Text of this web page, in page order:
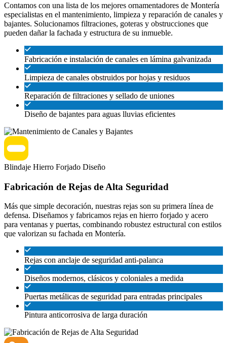
Contamos con una lista de los mejores ornamentadores de Montería
especialistas en el mantenimiento, limpieza y reparación de canales y
bajantes. Solucionamos filtraciones, goteras y obstrucciones que
pueden dañar la fachada y estructura de su inmueble.
Fabricación e instalación de canales en lámina galvanizada
Limpieza de canales obstruidos por hojas y residuos
Reparación de filtraciones y sellado de uniones
Diseño de bajantes para aguas lluvias eficientes
Blindaje Hierro Forjado Diseño
Fabricación de Rejas de Alta Seguridad
Más que simple decoración, nuestras rejas son su primera línea de
defensa. Diseñamos y fabricamos rejas en hierro forjado y acero
para ventanas y puertas, combinando robustez estructural con estilos
que valorizan su fachada en Montería.
Rejas con anclaje de seguridad anti-palanca
Diseños modernos, clásicos y coloniales a medida
Puertas metálicas de seguridad para entradas principales
Pintura anticorrosiva de larga duración